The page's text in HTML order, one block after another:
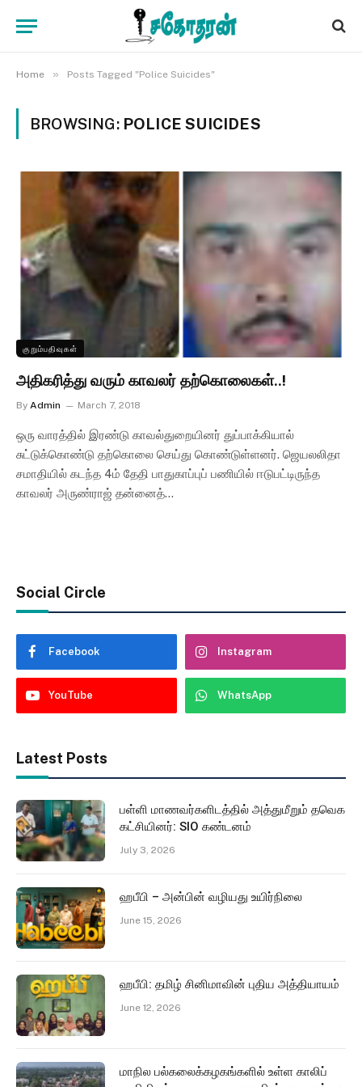
Home » Posts Tagged "Police Suicides"
BROWSING: POLICE SUICIDES
குறும்பதிவுகள்
அதிகரித்து வரும் காவலர் தற்கொலைகள்..!
By Admin March 7, 2018
ஒரு வாரத்தில் இரண்டு காவல்துறையினர் துப்பாக்கியால்
சுட்டுக்கொண்டு தற்கொலை செய்து கொண்டுள்ளனர். ஜெயலலிதா
சமாதியில் கடந்த 4ம் தேதி பாதுகாப்புப் பணியில் ஈடுபட்டிருந்த
காவலர் அருண்ராஜ் தன்னைத்…
Social Circle
Facebook Instagram
YouTube WhatsApp
Latest Posts
பள்ளி மாணவர்களிடத்தில் அத்துமீறும் தவெக
கட்சியினர்: SIO கண்டனம்
July 3, 2026
ஹபீபி – அன்பின் வழியது உயிர்நிலை
June 15, 2026
ஹபீபி: தமிழ் சினிமாவின் புதிய அத்தியாயம்
June 12, 2026
மாநில பல்கலைக்கழகங்களில் உள்ள காலிப்